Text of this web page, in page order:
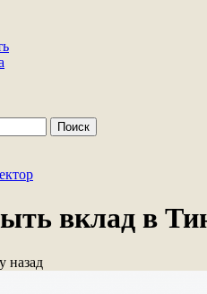
вклад в
назад